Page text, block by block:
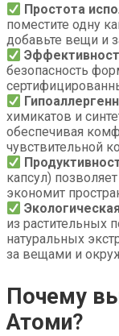
Простота
поместите одну
добавьте вещи и
безопасность
химикатов и
обеспечивая
чувствительной
капсул)
экономит
из растительных
натуральных
за вещами и
Почему
Атоми?